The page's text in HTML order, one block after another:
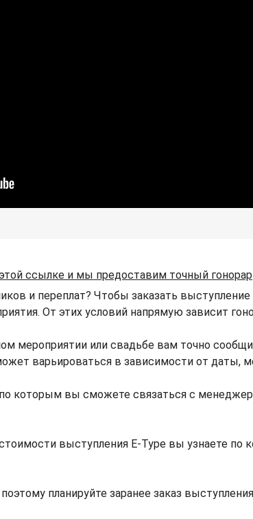
ссылке и мы предоставим точный гонорар
и переплат? Чтобы заказать
От этих условий напрямую зависит
мероприятии или свадьбе вам точно
варьироваться в зависимости от даты,
которым вы сможете связаться с
выступления E-Type вы узнаете
планируйте заранее заказ